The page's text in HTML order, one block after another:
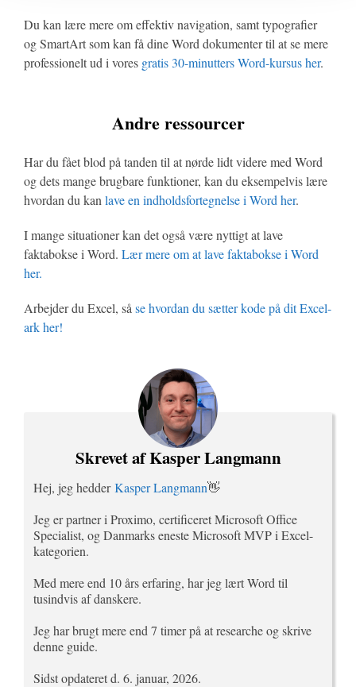
Du kan lære mere om effektiv navigation, samt typografier
og SmartArt som kan få dine Word dokumenter til at se mere
professionelt ud i vores gratis 30-minutters Word-kursus her.
Andre ressourcer
Har du fået blod på tanden til at nørde lidt videre med Word
og dets mange brugbare funktioner, kan du eksempelvis lære
hvordan du kan lave en indholdsfortegnelse i Word her.
I mange situationer kan det også være nyttigt at lave
faktabokse i Word. Lær mere om at lave faktabokse i Word
her.
Arbejder du Excel, så se hvordan du sætter kode på dit Excel-
ark her!
Skrevet af Kasper Langmann
Hej, jeg hedderKasper Langmann👋
Jeg er partner i Proximo, certificeret Microsoft Office
Specialist, og Danmarks eneste Microsoft MVP i Excel-
kategorien.
Med mere end 10 års erfaring, har jeg lært Word til
tusindvis af danskere.
Jeg har brugt mere end 7 timer på at researche og skrive
denne guide.
Sidst opdateret d. 6. januar, 2026.